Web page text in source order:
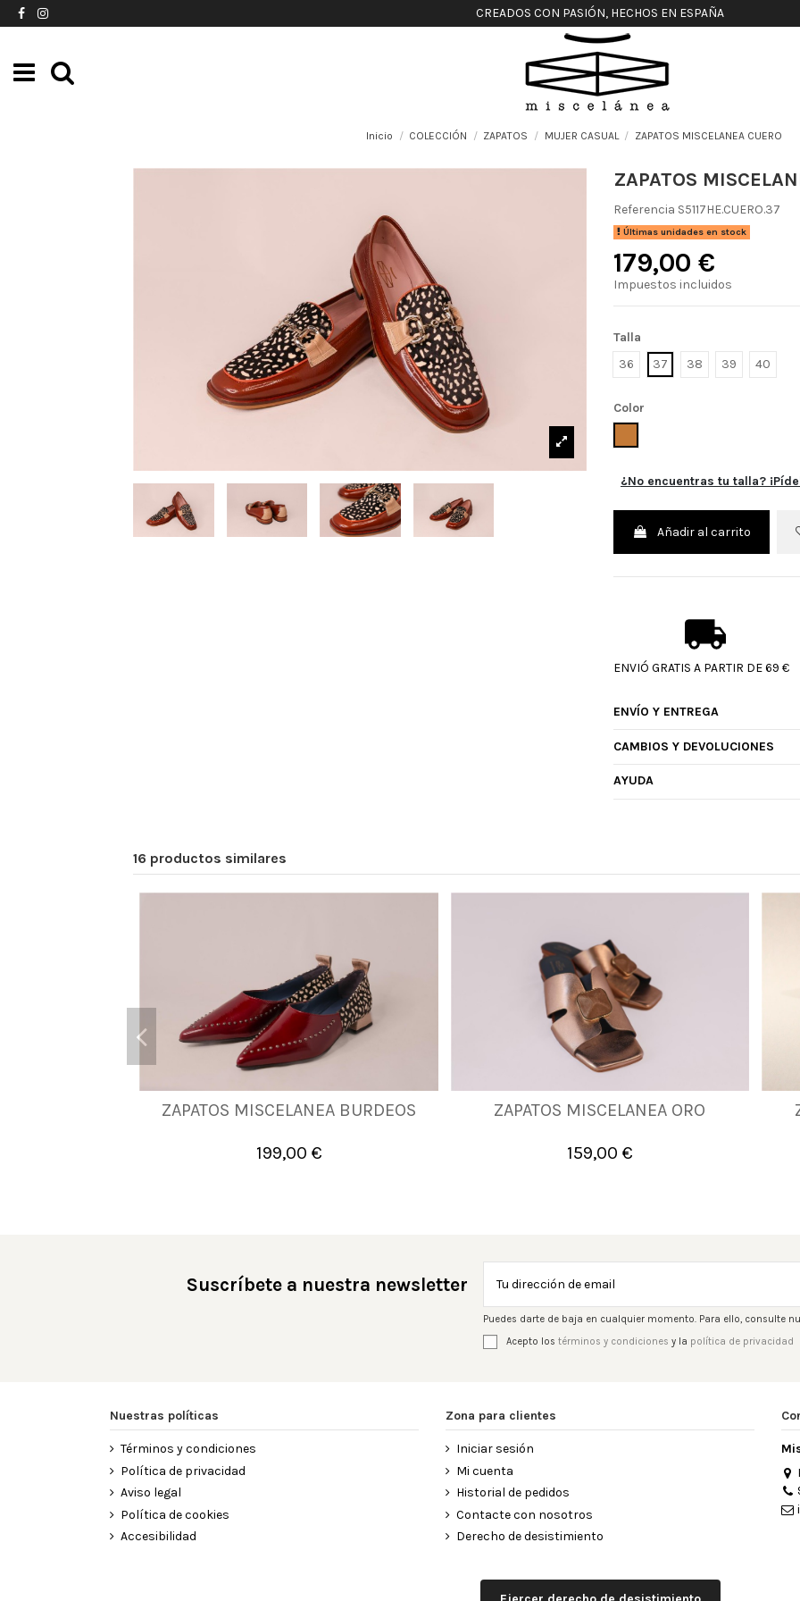
CREADOS CON PASIÓN, HECHOS EN ESPAÑA
Inicio COLECCIÓN ZAPATOS MUJER CASUAL ZAPATOS MISCELANEA CUERO
ZAPATOS
Referencia S5117HE.CUERO.37
Últimas unidades en stock
179,00 €
Impuestos incluidos
Talla
36
37 38 39 40
Color
¿No encuentras tu talla?
Añadir al carrito
ENVIÓ GRATIS A PARTIR DE 69 €
ENVÍO Y ENTREGA
CAMBIOS Y DEVOLUCIONES
AYUDA
16 productos similares
ZAPATOS MISCELANEA BURDEOS
199,00 €
36 38
Añadir al carrito
ZAPATOS MISCELANEA ORO
159,00 €
36 37 40
Añadir al carrito
Suscríbete a nuestra newsletter
Puedes darte de baja en cualquier momento. Para ello, consulte
Acepto los términos y condiciones y la política de privacidad
Nuestras políticas
Términos y condiciones
Política de privacidad
Aviso legal
Política de cookies
Accesibilidad
Zona para clientes
Iniciar sesión
Mi cuenta
Historial de pedidos
Contacte con nosotros
Derecho de desistimiento